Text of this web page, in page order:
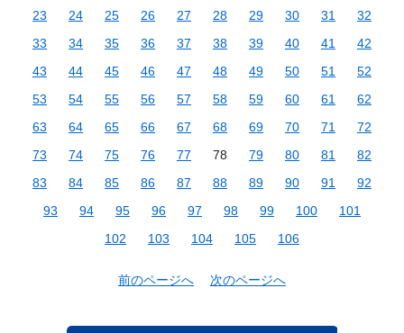
23
24 25 26 27 28 29 30 31
32
33
34 35 36 37 38 39 40 41
42
43
44 45 46 47 48 49 50 51
52
53
54 55 56 57 58 59 60 61
62
63
64 65 66 67 68 69 70 71
72
73
74 75 76 77 78 79 80 81
82
83
84 85 86 87 88 89 90 91
92
93
94 95 96 97 98 99 100
101
102
103 104 105 106
前のページへ 次のページへ